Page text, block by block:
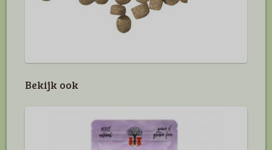
Bekijk ook